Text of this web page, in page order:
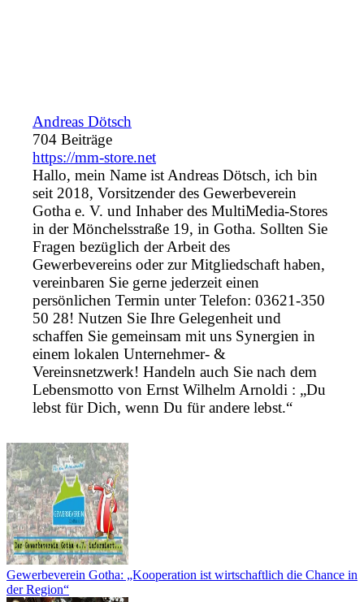
Andreas Dötsch
704 Beiträge
https://mm-store.net
Hallo, mein Name ist Andreas Dötsch, ich bin
seit 2018, Vorsitzender des Gewerbeverein
Gotha e. V. und Inhaber des MultiMedia-Stores
in der Mönchelsstraße 19, in Gotha. Sollten Sie
Fragen bezüglich der Arbeit des
Gewerbevereins oder zur Mitgliedschaft haben,
vereinbaren Sie gerne jederzeit einen
persönlichen Termin unter Telefon: 03621-350
50 28! Nutzen Sie Ihre Gelegenheit und
schaffen Sie gemeinsam mit uns Synergien in
einem lokalen Unternehmer- &
Vereinsnetzwerk! Handeln auch Sie nach dem
Lebensmotto von Ernst Wilhelm Arnoldi : „Du
lebst für Dich, wenn Du für andere lebst.“
Gewerbeverein Gotha: „Kooperation ist wirtschaftlich die Chance in
der Region“